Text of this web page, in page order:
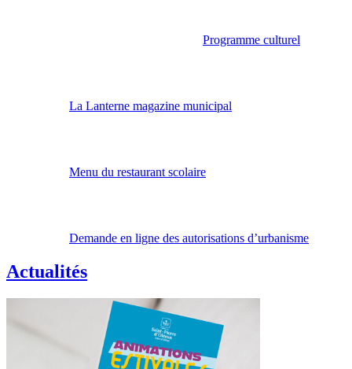
Programme culturel
La Lanterne magazine municipal
Menu du restaurant scolaire
Demande en ligne des autorisations d’urbanisme
Actualités